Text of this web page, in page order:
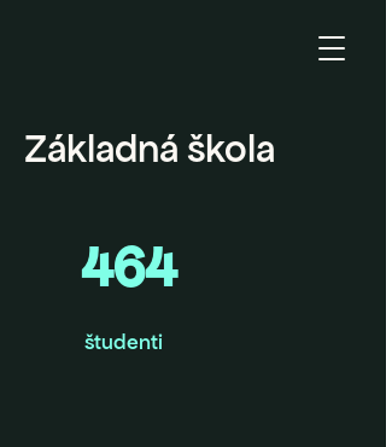
Základná škola
464
študenti